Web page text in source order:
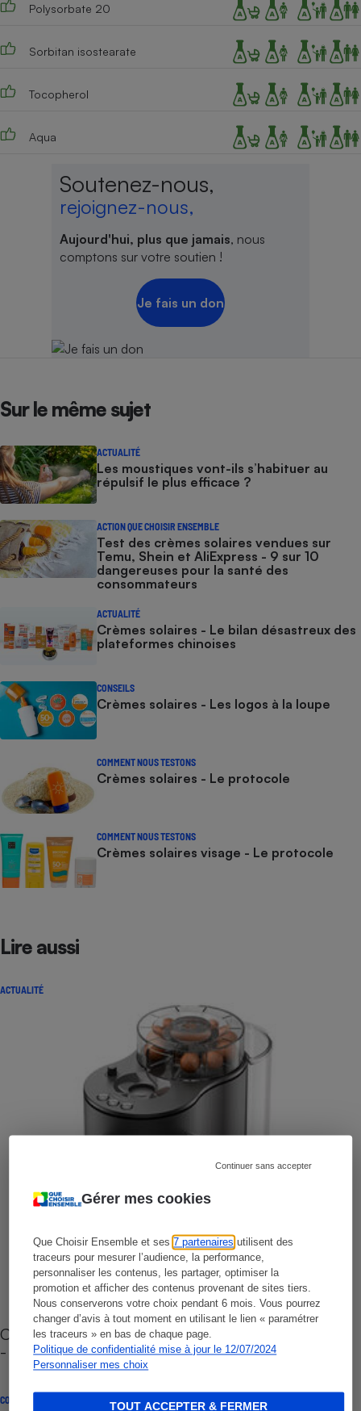
Gérer mes cookies
Que Choisir Ensemble et ses7 partenaires utilisent des
traceurs pour mesurer l’audience, la performance,
personnaliser les contenus, les partager, optimiser la
promotion et afficher des contenus provenant de sites tiers.
Nous conserverons votre choix pendant 6 mois. Vous pourrez
changer d’avis à tout moment en utilisant le lien « paramétrer
les traceurs » en bas de chaque page.
Politique de confidentialité mise à jour le 12/07/2024
Personnaliser mes choix
Continuer sans accepter
TOUT ACCEPTER & FERMER
Polysorbate 20
Sorbitan isostearate
Tocopherol
Aqua
Soutenez-nous,
rejoignez-nous,
Aujourd'hui, plus que jamais, nous
comptons sur votre soutien !
Je fais un don
Sur le même sujet
ACTUALITÉ
Les moustiques vont-ils s’habituer au
répulsif le plus efficace ?
ACTION QUE CHOISIR ENSEMBLE
Test des crèmes solaires vendues sur
Temu, Shein et AliExpress - 9 sur 10
dangereuses pour la santé des
consommateurs
ACTUALITÉ
Crèmes solaires - Le bilan désastreux des
plateformes chinoises
CONSEILS
Crèmes solaires - Les logos à la loupe
COMMENT NOUS TESTONS
Crèmes solaires - Le protocole
COMMENT NOUS TESTONS
Crèmes solaires visage - Le protocole
Lire aussi
ACTUALITÉ
Cafetière à capsules zéro déchet CoffeeB (vidéo)
- Premières impressions
CONSEILS